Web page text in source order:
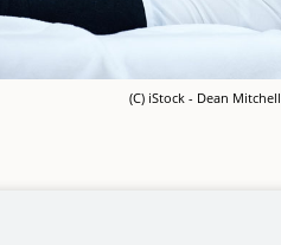
(C) iStock - Dean Mitchell